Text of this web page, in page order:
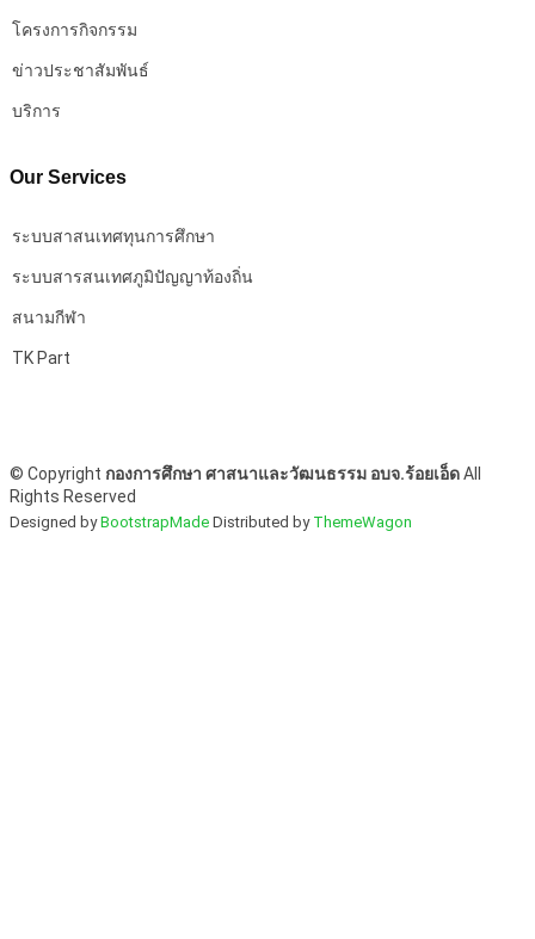
โครงการกิจกรรม
ข่าวประชาสัมพันธ์
บริการ
Our Services
ระบบสาสนเทศทุนการศึกษา
ระบบสารสนเทศภูมิปัญญาท้องถิ่น
สนามกีฬา
TK Part
© Copyright กองการศึกษา ศาสนาและวัฒนธรรม อบจ.ร้อยเอ็ดAll
Rights Reserved
Designed byBootstrapMade Distributed by ThemeWagon